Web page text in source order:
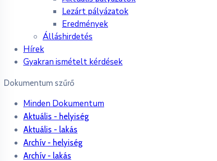
Lezárt pályázatok
Eredmények
Álláshirdetés
Hírek
Gyakran ismételt kérdések
Dokumentum szűrő
Minden Dokumentum
Aktuális - helyiség
Aktuális - lakás
Archív - helyiség
Archív - lakás